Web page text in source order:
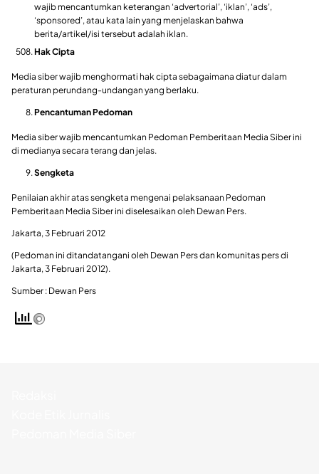
wajib mencantumkan keterangan ‘advertorial’, ‘iklan’, ‘ads’,
‘sponsored’, atau kata lain yang menjelaskan bahwa
berita/artikel/isi tersebut adalah iklan.
Hak Cipta
Media siber wajib menghormati hak cipta sebagaimana diatur dalam
peraturan perundang-undangan yang berlaku.
Pencantuman Pedoman
Media siber wajib mencantumkan Pedoman Pemberitaan Media Siber ini
di medianya secara terang dan jelas.
Sengketa
Penilaian akhir atas sengketa mengenai pelaksanaan Pedoman
Pemberitaan Media Siber ini diselesaikan oleh Dewan Pers.
Jakarta, 3 Februari 2012
(Pedoman ini ditandatangani oleh Dewan Pers dan komunitas pers di
Jakarta, 3 Februari 2012).
Sumber : Dewan Pers